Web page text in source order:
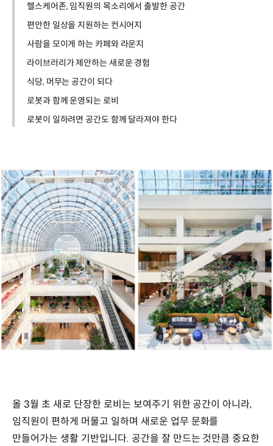
헬스케어존, 임직원의 목소리에서 출발한 공간
편안한 일상을 지원하는 컨시어지
사람을 모이게 하는 카페와 라운지
라이브러리가 제안하는 새로운 경험
식당, 머무는 공간이 되다
로봇과 함께 운영되는 로비
로봇이 일하려면 공간도 함께 달라져야 한다
올 3월 초 새로 단장한 로비는 보여주기 위한 공간이 아니라,
임직원이 편하게 머물고 일하며 새로운 업무 문화를
만들어가는 생활 기반입니다. 공간을 잘 만드는 것만큼 중요한